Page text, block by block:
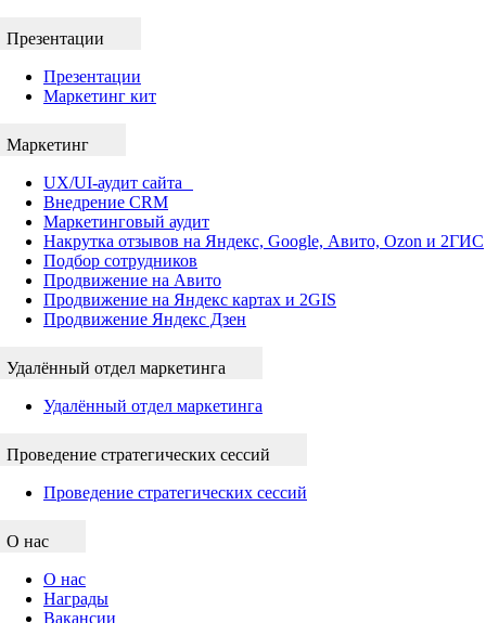
Презентации
Презентации
Маркетинг кит
Маркетинг
UX/UI-аудит сайта
Внедрение CRM
Маркетинговый аудит
Накрутка отзывов на Яндекс, Google, Авито, Ozon и 2ГИС
Подбор сотрудников
Продвижение на Авито
Продвижение на Яндекс картах и 2GIS
Продвижение Яндекс Дзен
Удалённый отдел маркетинга
Удалённый отдел маркетинга
Проведение стратегических сессий
Проведение стратегических сессий
О нас
О нас
Награды
Вакансии